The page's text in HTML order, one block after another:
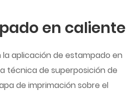
en caliente
la aplicación de estampado en
técnica de superposición de
de imprimación sobre el